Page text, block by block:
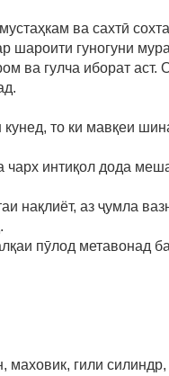
ва сахтӣ
гуногуни
ва гулча иборат аст.
то ки мавқеи
чарх интиқол дода
нақлиёт, аз ҷумла
пӯлод метавонад
маховик, гили